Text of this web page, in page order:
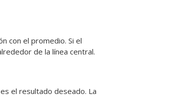
con el promedio. Si el
de la línea central.
el resultado deseado. La